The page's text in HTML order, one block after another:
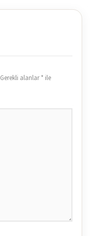
Gerekli alanlar* ile